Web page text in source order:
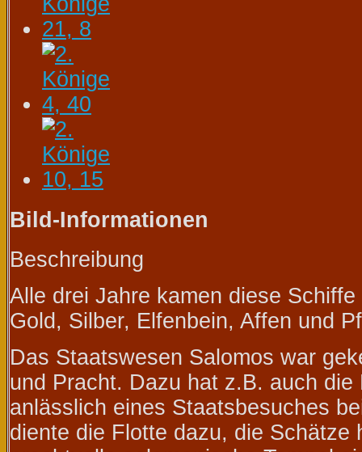
Bild-Informationen
Beschreibung
Alle drei Jahre kamen diese
Gold, Silber, Elfenbein, Affen und
Das Staatswesen Salomos war
und Pracht. Dazu hat z.B. auch die
anlässlich eines Staatsbesuches
diente die Flotte dazu, die Schätze